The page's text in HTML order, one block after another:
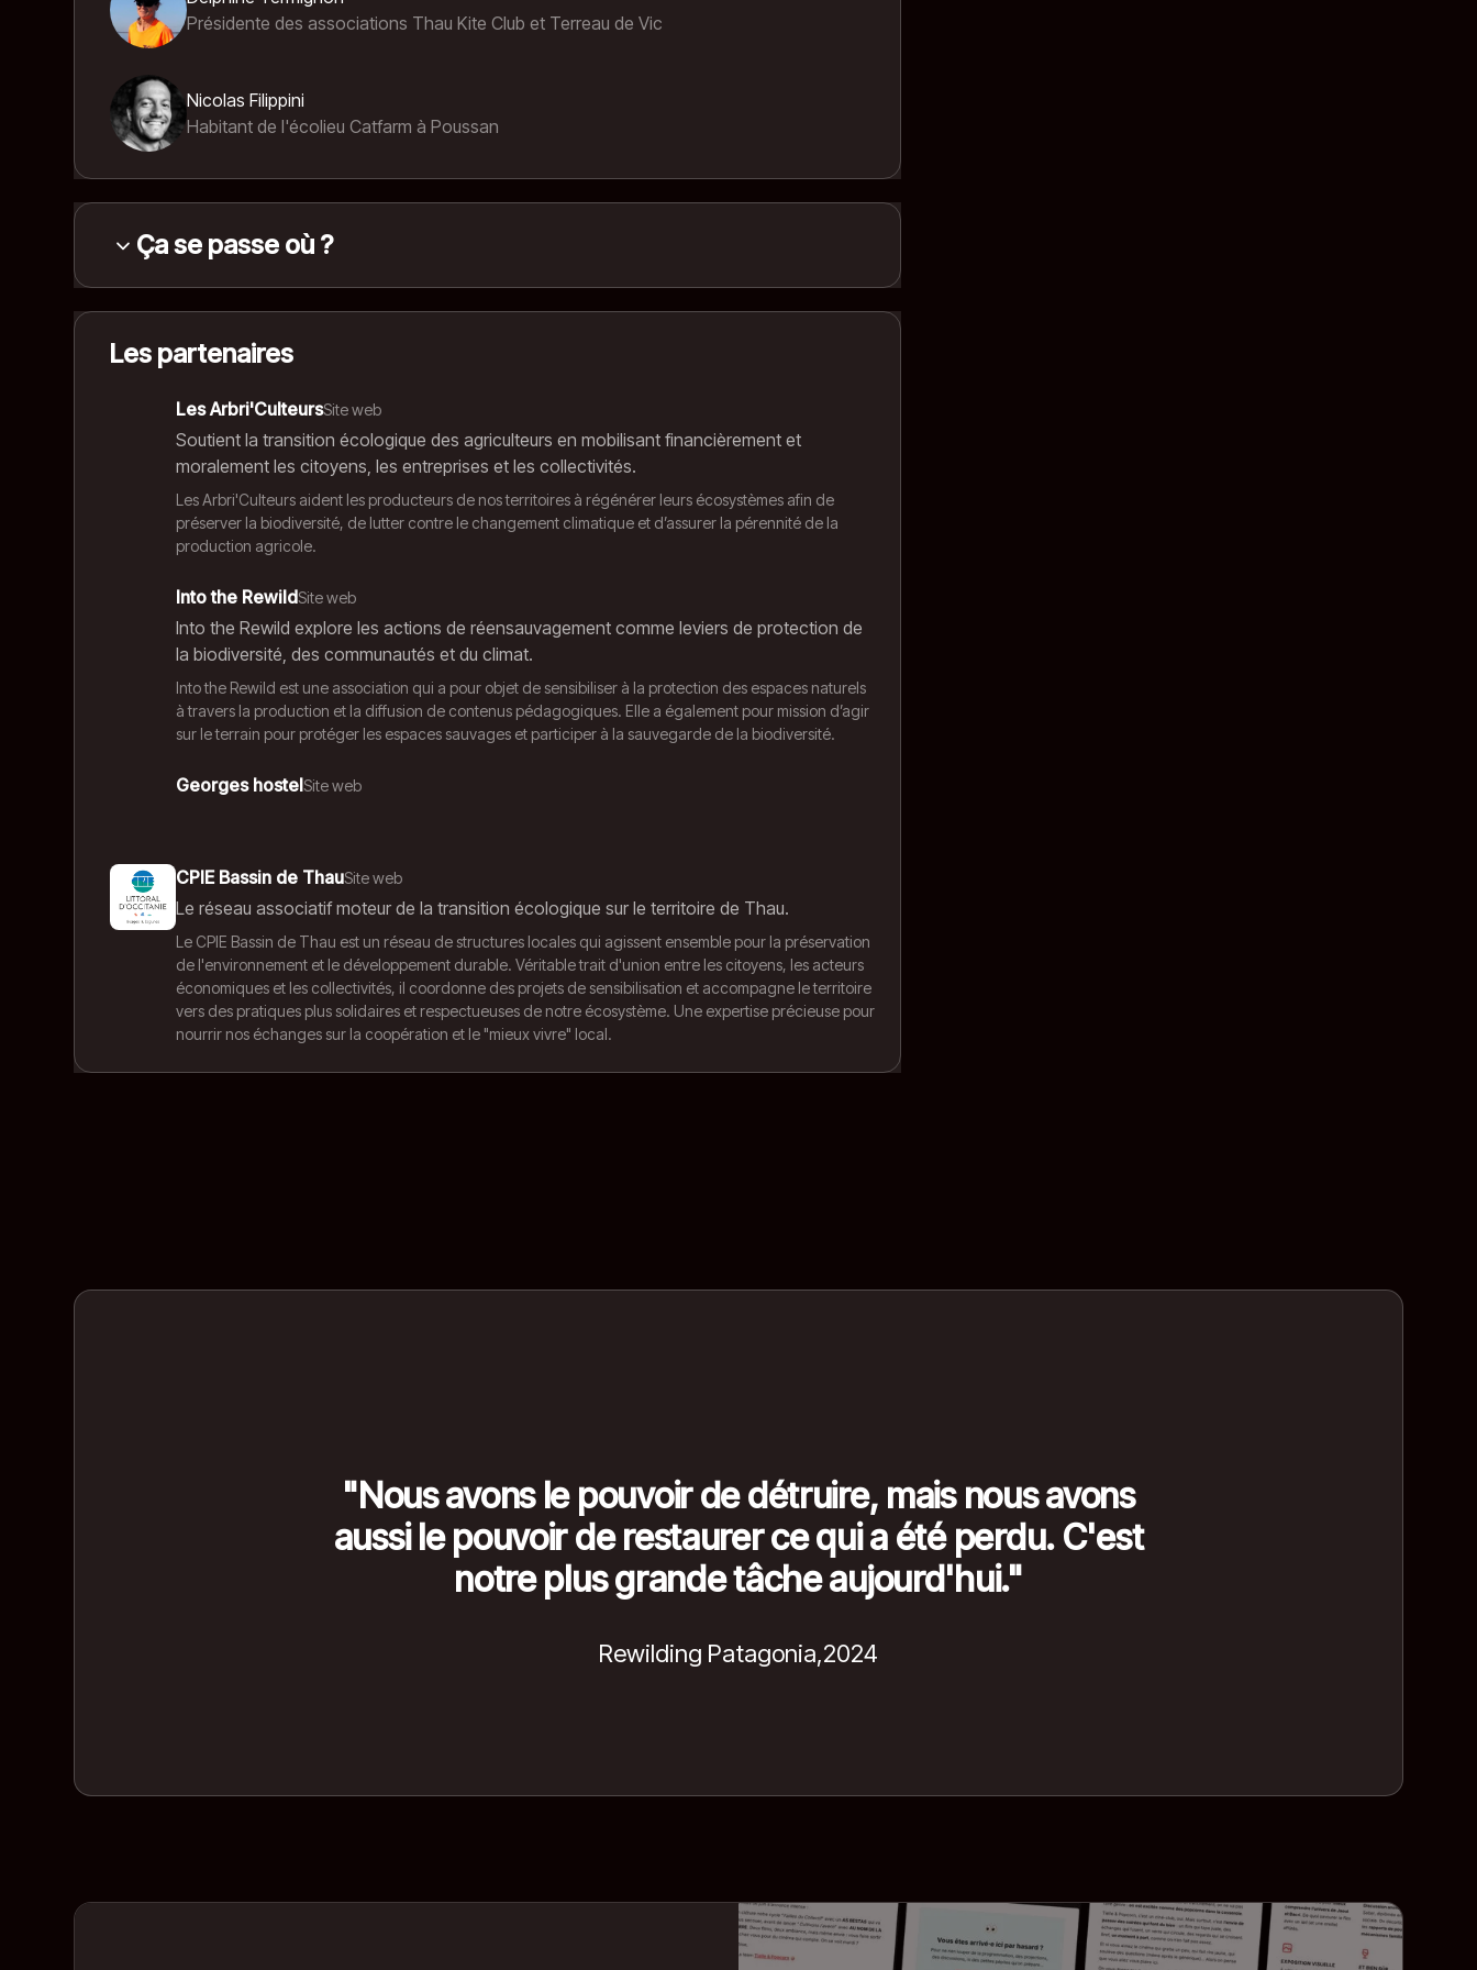
Réalisation
Nationalités France
Présidente des associations Thau Kite Club et Terreau de Vic
Nicolas Filippini
Habitant de l'écolieu Catfarm à Poussan
Ça se passe où ?
Les partenaires
Les Arbri'CulteursSite web
Soutient la transition écologique des agriculteurs en mobilisant financièrement et
moralement les citoyens, les entreprises et les collectivités.
Les Arbri'Culteurs aident les producteurs de nos territoires à régénérer leurs écosystèmes afin de
préserver la biodiversité, de lutter contre le changement climatique et d’assurer la pérennité de la
production agricole.
Into the RewildSite web
Into the Rewild explore les actions de réensauvagement comme leviers de protection de
la biodiversité, des communautés et du climat.
Into the Rewild est une association qui a pour objet de sensibiliser à la protection des espaces naturels
à travers la production et la diffusion de contenus pédagogiques. Elle a également pour mission d’agir
sur le terrain pour protéger les espaces sauvages et participer à la sauvegarde de la biodiversité.
Georges hostelSite web
CPIE Bassin de ThauSite web
Le réseau associatif moteur de la transition écologique sur le territoire de Thau.
Le CPIE Bassin de Thau est un réseau de structures locales qui agissent ensemble pour la préservation
de l'environnement et le développement durable. Véritable trait d'union entre les citoyens, les acteurs
économiques et les collectivités, il coordonne des projets de sensibilisation et accompagne le territoire
vers des pratiques plus solidaires et respectueuses de notre écosystème. Une expertise précieuse pour
nourrir nos échanges sur la coopération et le "mieux vivre" local.
"Nous avons le pouvoir de détruire, mais nous avons
aussi le pouvoir de restaurer ce qui a été perdu. C'est
notre plus grande tâche aujourd'hui."
Rewilding Patagonia,2024